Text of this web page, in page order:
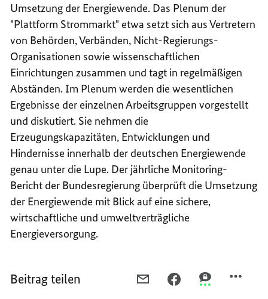
Umsetzung der Energiewende. Das Plenum der
"Plattform Strommarkt" etwa setzt sich aus Vertretern
von Behörden, Verbänden, Nicht-Regierungs-
Organisationen sowie wissenschaftlichen
Einrichtungen zusammen und tagt in regelmäßigen
Abständen. Im Plenum werden die wesentlichen
Ergebnisse der einzelnen Arbeitsgruppen vorgestellt
und diskutiert. Sie nehmen die
Erzeugungskapazitäten, Entwicklungen und
Hindernisse innerhalb der deutschen Energiewende
genau unter die Lupe. Der jährliche Monitoring-
Bericht der Bundesregierung überprüft die Umsetzung
der Energiewende mit Blick auf eine sichere,
wirtschaftliche und umweltverträgliche
Energieversorgung.
Beitrag teilen